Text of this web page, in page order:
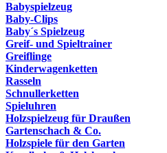
Babyspielzeug
Baby-Clips
Baby´s Spielzeug
Greif- und Spieltrainer
Greiflinge
Kinderwagenketten
Rasseln
Schnullerketten
Spieluhren
Holzspielzeug für Draußen
Gartenschach & Co.
Holzspiele für den Garten